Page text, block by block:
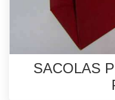
SACOLAS